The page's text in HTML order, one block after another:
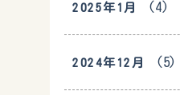
2025年1月 (4)
2024年12月 (5)